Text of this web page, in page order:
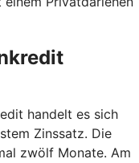
handelt es sich
Zinssatz. Die
zwölf Monate. Am